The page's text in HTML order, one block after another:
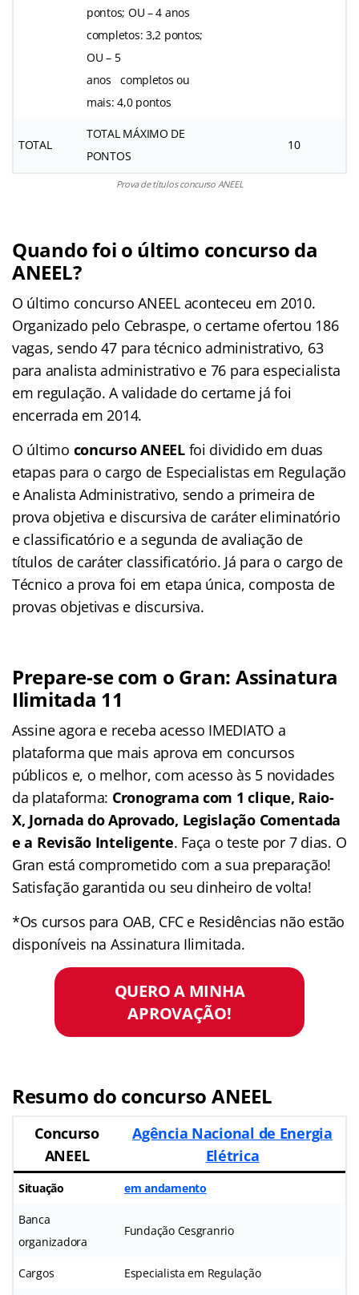
pontos; OU – 4 anos
completos: 3,2 pontos;
OU – 5
anos completos ou
mais: 4,0 pontos
TOTAL
TOTAL MÁXIMO DE
PONTOS
10
Prova de títulos concurso ANEEL
Quando foi o último concurso da
ANEEL?
O último concurso ANEEL aconteceu em 2010.
Organizado pelo Cebraspe, o certame ofertou 186
vagas, sendo 47 para técnico administrativo, 63
para analista administrativo e 76 para especialista
em regulação. A validade do certame já foi
encerrada em 2014.
O último concurso ANEEL foi dividido em duas
etapas para o cargo de Especialistas em Regulação
e Analista Administrativo, sendo a primeira de
prova objetiva e discursiva de caráter eliminatório
e classificatório e a segunda de avaliação de
títulos de caráter classificatório. Já para o cargo de
Técnico a prova foi em etapa única, composta de
provas objetivas e discursiva.
Prepare-se com o Gran: Assinatura
Ilimitada 11
Assine agora e receba acesso IMEDIATO a
plataforma que mais aprova em concursos
públicos e, o melhor, com acesso às 5 novidades
da plataforma: Cronograma com 1 clique, Raio-
X, Jornada do Aprovado, Legislação Comentada
e a Revisão Inteligente. Faça o teste por 7 dias. O
Gran está comprometido com a sua preparação!
Satisfação garantida ou seu dinheiro de volta!
*Os cursos para OAB, CFC e Residências não estão
disponíveis na Assinatura Ilimitada.
QUERO A MINHA
APROVAÇÃO!
Resumo do concurso ANEEL
Concurso
ANEEL
Agência Nacional de Energia
Elétrica
Situação em andamento
Banca
organizadora
Fundação Cesgranrio
Cargos Especialista em Regulação